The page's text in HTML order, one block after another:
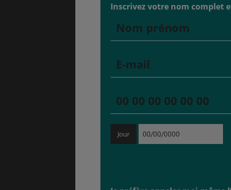
Inscrivez votre nom complet
Jour